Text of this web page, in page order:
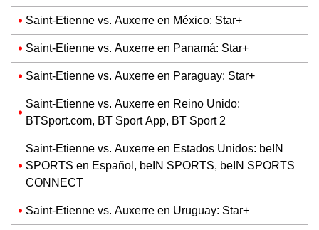
Saint-Etienne vs. Auxerre en México: Star+
Saint-Etienne vs. Auxerre en Panamá: Star+
Saint-Etienne vs. Auxerre en Paraguay: Star+
Saint-Etienne vs. Auxerre en Reino Unido:
BTSport.com, BT Sport App, BT Sport 2
Saint-Etienne vs. Auxerre en Estados Unidos: beIN
SPORTS en Español, beIN SPORTS, beIN SPORTS
CONNECT
Saint-Etienne vs. Auxerre en Uruguay: Star+